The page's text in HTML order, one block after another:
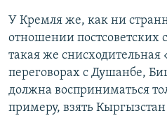
У Кремля же, как ни
отношении постсоветских
такая же снисходительная
переговорах с Душанбе,
должна восприниматься
примеру, взять